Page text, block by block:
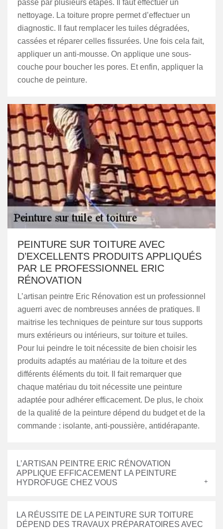
passe par plusieurs étapes. Il faut effectuer un
nettoyage. La toiture propre permet d’effectuer un
diagnostic. Il faut remplacer les tuiles dégradées,
cassées et réparer celles fissurées. Une fois cela fait,
appliquer un anti-mousse. On applique une sous-
couche pour boucher les pores. Et enfin, appliquer la
couche de peinture.
PEINTURE SUR TOITURE AVEC
D’EXCELLENTS PRODUITS APPLIQUÉS
PAR LE PROFESSIONNEL ERIC
RÉNOVATION
L’artisan peintre Eric Rénovation est un professionnel
aguerri avec de nombreuses années de pratiques. Il
maitrise les techniques de peinture sur tous supports
murs extérieurs ou intérieurs, sur toiture et tuiles.
Pour lui peindre le toit nécessite de bien choisir les
produits adaptés au matériau de la toiture et des
différents éléments du toit. Il fait remarquer que
chaque matériau du toit nécessite une peinture
adaptée pour adhérer efficacement. De plus, le choix
de la qualité de la peinture dépend du budget et de la
commande : isolante, anti-poussière, antidérapante.
L’ARTISAN PEINTRE ERIC RÉNOVATION
APPLIQUE EFFICACEMENT LA PEINTURE
HYDROFUGE CHEZ VOUS
LA RÉUSSITE DE LA PEINTURE SUR TOITURE
DÉPEND DES TRAVAUX PRÉPARATOIRES AVEC